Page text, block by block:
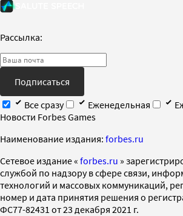
Рассылка:
Подписаться
Все сразу
Еженедельная
Новости Forbes Games
Наименование издания: forbes.ru
Cетевое издание « forbes.ru »
службой по надзору в сфере связи,
технологий и массовых коммуникаций,
номер и дата принятия решения о
ФС77-82431 от 23 декабря 2021 г.